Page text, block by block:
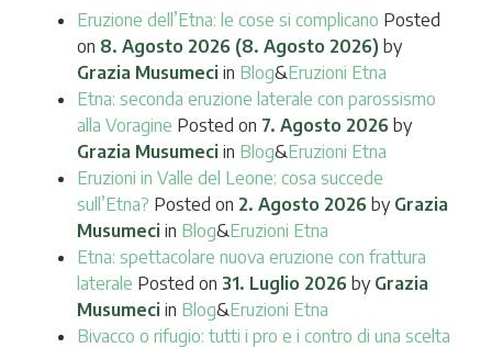
Eruzione dell’Etna: le cose si complicano Posted
on 8. Agosto 2026 (8. Agosto 2026) by
Grazia Musumeci in Blog&Eruzioni Etna
Etna: seconda eruzione laterale con parossismo
alla Voragine Posted on 7. Agosto 2026 by
Grazia Musumeci in Blog&Eruzioni Etna
Eruzioni in Valle del Leone: cosa succede
sull’Etna? Posted on 2. Agosto 2026 byGrazia
Musumeci in Blog&Eruzioni Etna
Etna: spettacolare nuova eruzione con frattura
laterale Posted on 31. Luglio 2026 byGrazia
Musumeci in Blog&Eruzioni Etna
Bivacco o rifugio: tutti i pro e i contro di una scelta